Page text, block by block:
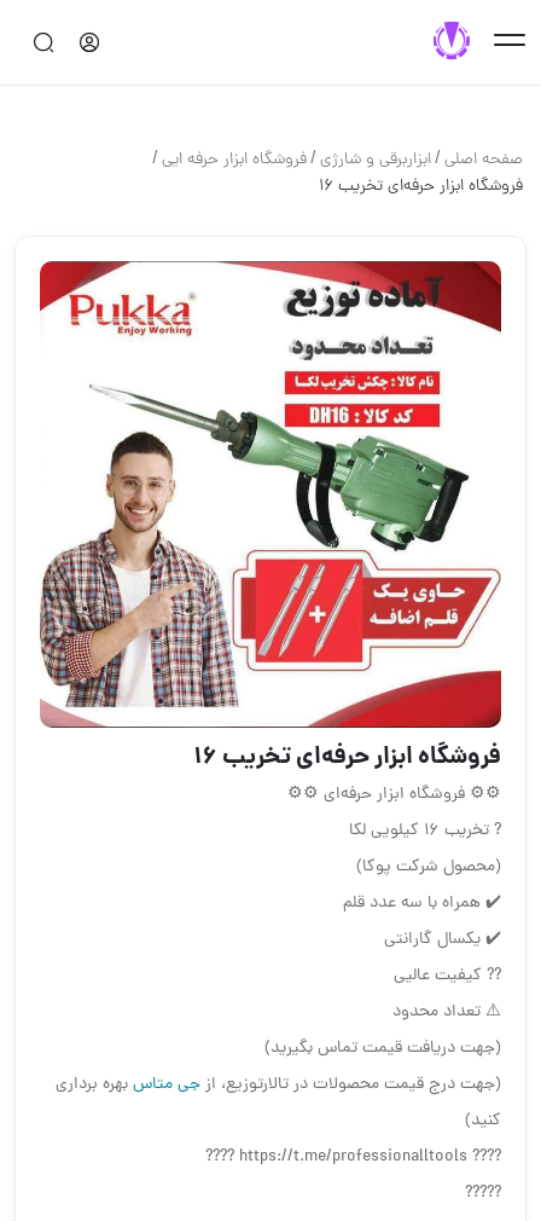
صفحه اصلی/ابزاربرقی و شارژی/فروشگاه ابزار حرفه ایی/
فروشگاه ابزار حرفه‌ای تخریب ۱۶
فروشگاه ابزار حرفه‌ای تخریب ۱۶
⚙⚙ فروشگاه ابزار حرفه‌ای ⚙⚙
? تخریب ۱۶ کیلویی لکا
(محصول شرکت پوکا)
✔️ همراه با سه عدد قلم
✔️ یکسال گارانتی
?? کیفیت عالیی
⚠️ تعداد محدود
(جهت دریافت قیمت تماس بگیرید)
(جهت درج قیمت محصولات در تالارتوزیع، ازجی متاسبهره برداری
کنید)
???? https://t.me/professionalltools ????
?????